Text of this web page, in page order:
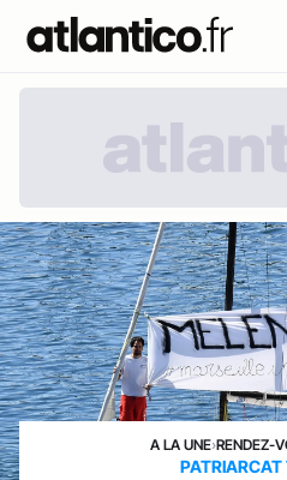
A LA UNE›RENDEZ-
PATRIARCAT